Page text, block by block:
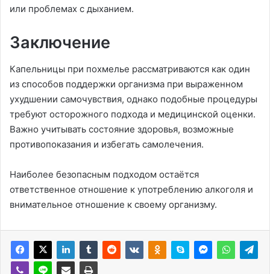
или проблемах с дыханием.
Заключение
Капельницы при похмелье рассматриваются как один
из способов поддержки организма при выраженном
ухудшении самочувствия, однако подобные процедуры
требуют осторожного подхода и медицинской оценки.
Важно учитывать состояние здоровья, возможные
противопоказания и избегать самолечения.
Наиболее безопасным подходом остаётся
ответственное отношение к употреблению алкоголя и
внимательное отношение к своему организму.